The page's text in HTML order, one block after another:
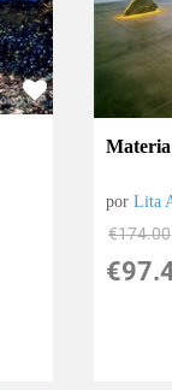
porLita
€174.00
€